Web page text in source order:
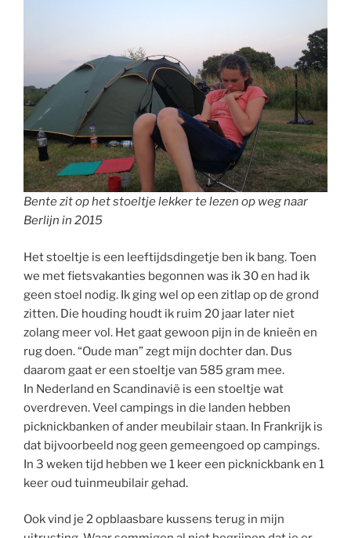
Bente zit op het stoeltje lekker te lezen op weg naar
Berlijn in 2015
Het stoeltje is een leeftijdsdingetje ben ik bang. Toen
we met fietsvakanties begonnen was ik 30 en had ik
geen stoel nodig. Ik ging wel op een zitlap op de grond
zitten. Die houding houdt ik ruim 20 jaar later niet
zolang meer vol. Het gaat gewoon pijn in de knieën en
rug doen. “Oude man” zegt mijn dochter dan. Dus
daarom gaat er een stoeltje van 585 gram mee.
In Nederland en Scandinavië is een stoeltje wat
overdreven. Veel campings in die landen hebben
picknickbanken of ander meubilair staan. In Frankrijk is
dat bijvoorbeeld nog geen gemeengoed op campings.
In 3 weken tijd hebben we 1 keer een picknickbank en 1
keer oud tuinmeubilair gehad.
Ook vind je 2 opblaasbare kussens terug in mijn